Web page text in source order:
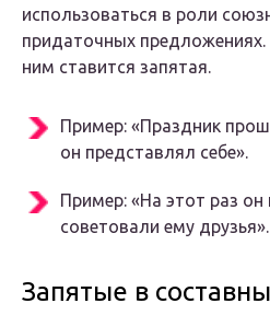
использоваться в роли
придаточных предложениях.
ним ставится запятая.
Пример: «Праздник
он представлял себе».
Пример: «На этот раз он
советовали ему друзья».
Запятые в